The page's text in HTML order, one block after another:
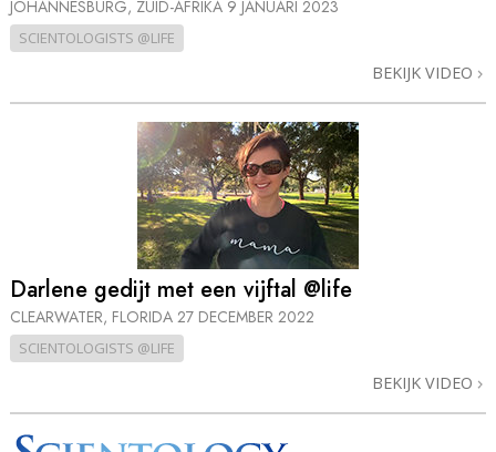
JOHANNESBURG, ZUID-AFRIKA 9 JANUARI 2023
SCIENTOLOGISTS @LIFE
BEKIJK VIDEO
Darlene gedijt met een vijftal @life
CLEARWATER, FLORIDA 27 DECEMBER 2022
SCIENTOLOGISTS @LIFE
BEKIJK VIDEO